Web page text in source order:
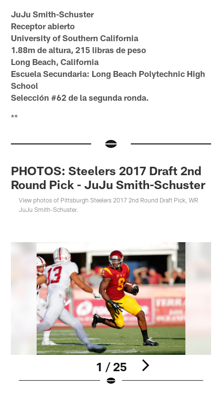
JuJu Smith-Schuster
Receptor abierto
University of Southern California
1.88m de altura, 215 libras de peso
Long Beach, California
Escuela Secundaria: Long Beach Polytechnic High
School
Selección #62 de la segunda ronda.
**
PHOTOS: Steelers 2017 Draft 2nd
Round Pick - JuJu Smith-Schuster
View photos of Pittsburgh Steelers 2017 2nd Round Draft Pick, WR
JuJu Smith-Schuster.
1 / 25